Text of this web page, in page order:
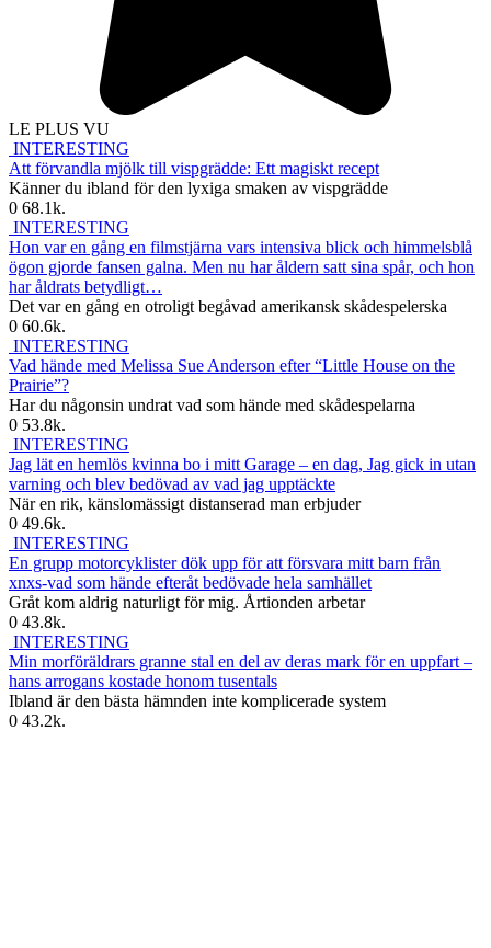
LE PLUS VU
INTERESTING
Att förvandla mjölk till vispgrädde: Ett magiskt recept
Känner du ibland för den lyxiga smaken av vispgrädde
0 68.1k.
INTERESTING
Hon var en gång en filmstjärna vars intensiva blick och himmelsblå
ögon gjorde fansen galna. Men nu har åldern satt sina spår, och hon
har åldrats betydligt…
Det var en gång en otroligt begåvad amerikansk skådespelerska
0 60.6k.
INTERESTING
Vad hände med Melissa Sue Anderson efter “Little House on the
Prairie”?
Har du någonsin undrat vad som hände med skådespelarna
0 53.8k.
INTERESTING
Jag lät en hemlös kvinna bo i mitt Garage – en dag, Jag gick in utan
varning och blev bedövad av vad jag upptäckte
När en rik, känslomässigt distanserad man erbjuder
0 49.6k.
INTERESTING
En grupp motorcyklister dök upp för att försvara mitt barn från
xnxs-vad som hände efteråt bedövade hela samhället
Gråt kom aldrig naturligt för mig. Årtionden arbetar
0 43.8k.
INTERESTING
Min morföräldrars granne stal en del av deras mark för en uppfart –
hans arrogans kostade honom tusentals
Ibland är den bästa hämnden inte komplicerade system
0 43.2k.